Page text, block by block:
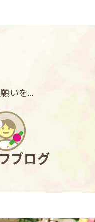
いを…
ブログ